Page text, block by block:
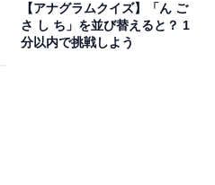
1分以内で挑戦しよう
【アナグラムクイズ】「ん ご
さ し ち」を並び替えると？ 1
分以内で挑戦しよう